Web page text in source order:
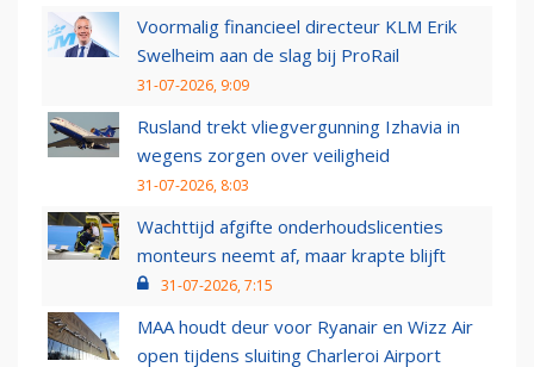
Voormalig financieel directeur KLM Erik
Swelheim aan de slag bij ProRail
31-07-2026, 9:09
Rusland trekt vliegvergunning Izhavia in
wegens zorgen over veiligheid
31-07-2026, 8:03
Wachttijd afgifte onderhoudslicenties
monteurs neemt af, maar krapte blijft
31-07-2026, 7:15
MAA houdt deur voor Ryanair en Wizz Air
open tijdens sluiting Charleroi Airport